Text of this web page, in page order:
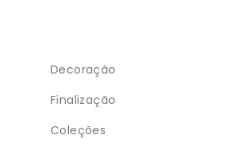
Decoração
Finalização
Coleções